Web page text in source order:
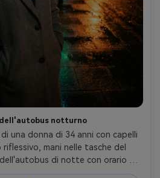
notturno
una donna di 34 anni con capelli
riflessivo, mani nelle tasche del
di notte con orario
bagnato, lampioni di vapore di